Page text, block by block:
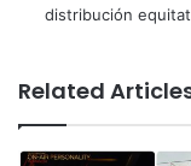
distribución
Related